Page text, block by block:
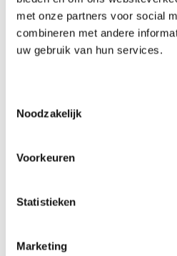
met onze partners voor social
combineren met andere
uw gebruik van hun services.
Noodzakelijk
Voorkeuren
Statistieken
Marketing